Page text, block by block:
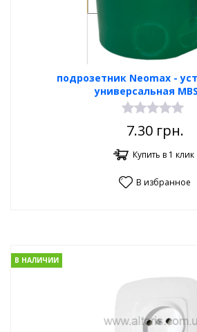
подрозетник Neomax -
универсальная
7.30грн.
Купить в 1 клик
В избранное
В НАЛИЧИИ